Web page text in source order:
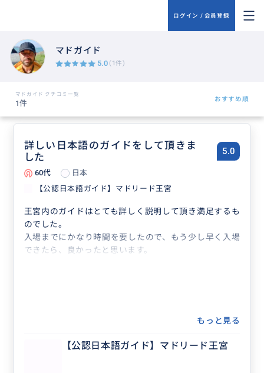
ログイン / 会員登録
マドガイド
5.0 (1件)
マドガイド クチコミ一覧
1件 おすすめ順
詳しい日本語のガイドをして頂きま
した
5.0
60代
日本
【公認日本語ガイド】マドリード王宮
王宮内のガイドはとても詳しく説明して頂き満足するも
のでした。
入場までにかなり時間を要したので、もう少し早く入場
できたら、良かったと思います。
もっと見る
【公認日本語ガイド】マドリード王宮